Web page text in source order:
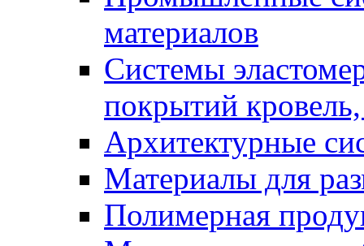
материалов
Системы
покрытий
Архитектурные
Материалы для
Полимерная